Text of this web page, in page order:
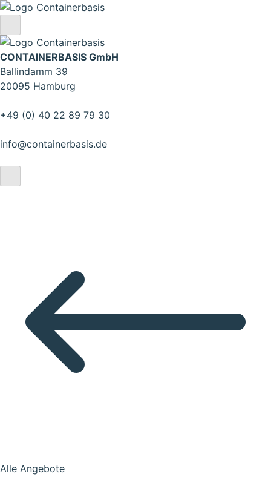
CONTAINERBASIS GmbH
Ballindamm 39
20095 Hamburg
+49 (0) 40 22 89 79 30
info@containerbasis.de
Alle Angebote